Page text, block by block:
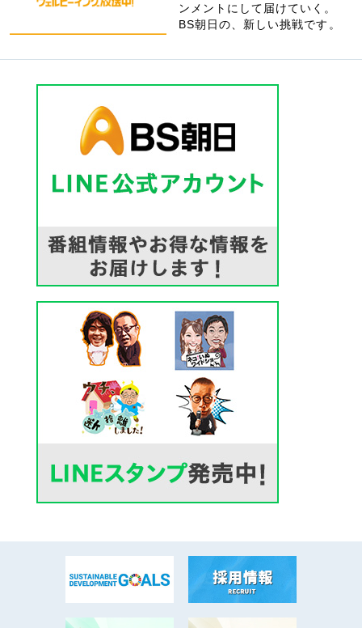
ンメントにして届けていく。
BS朝日の、新しい挑戦です。